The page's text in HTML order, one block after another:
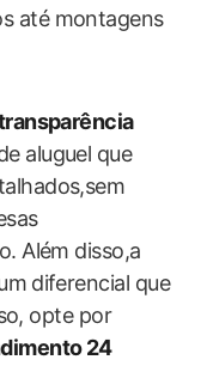
até montagens
aluguel que
Além disso,a
⁣diferencial que
opte‍ por
24